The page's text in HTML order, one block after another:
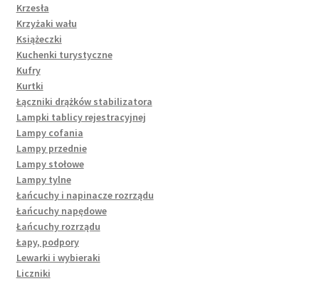
Krzesła
Krzyżaki wału
Książeczki
Kuchenki turystyczne
Kufry
Kurtki
Łączniki drążków stabilizatora
Lampki tablicy rejestracyjnej
Lampy cofania
Lampy przednie
Lampy stołowe
Lampy tylne
Łańcuchy i napinacze rozrządu
Łańcuchy napędowe
Łańcuchy rozrządu
Łapy, podpory
Lewarki i wybieraki
Liczniki